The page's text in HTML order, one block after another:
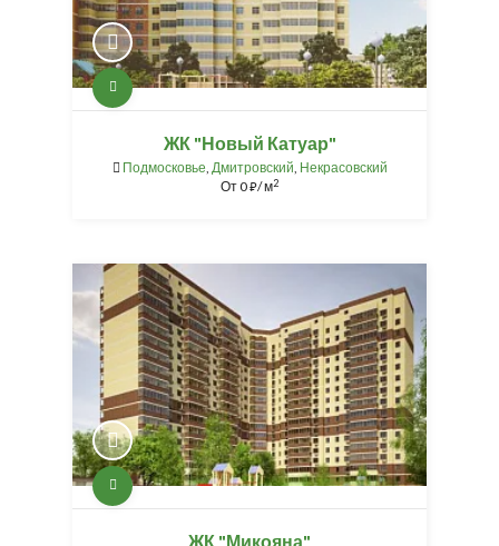
ЖК "Новый Катуар"
Подмосковье, Дмитровский, Некрасовский
От0⃏/ м2
ЖК "Микояна"